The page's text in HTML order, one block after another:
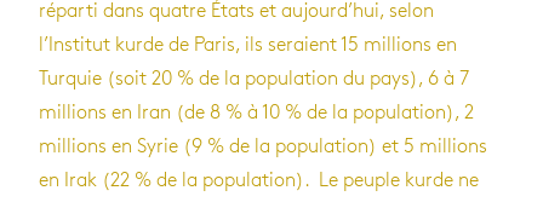
réparti dans quatre États et aujourd’hui, selon
l’Institut kurde de Paris, ils seraient 15 millions en
Turquie (soit 20 % de la population du pays), 6 à 7
millions en Iran (de 8 % à 10 % de la population), 2
millions en Syrie (9 % de la population) et 5 millions
en Irak (22 % de la population). Le peuple kurde ne